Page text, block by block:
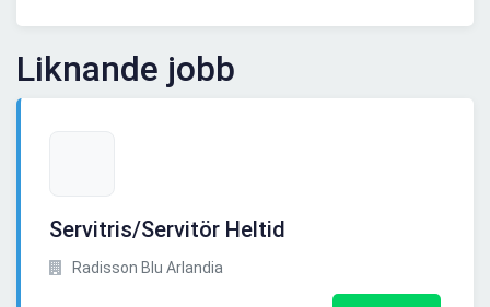
Liknande jobb
Servitris/Servitör Heltid
Radisson Blu Arlandia